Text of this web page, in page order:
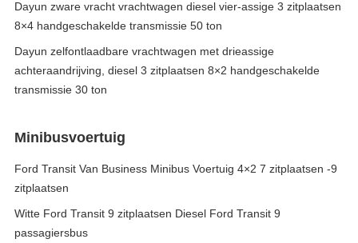
Dayun zware vracht vrachtwagen diesel vier-assige 3 zitplaatsen
8×4 handgeschakelde transmissie 50 ton
Dayun zelfontlaadbare vrachtwagen met drieassige
achteraandrijving, diesel 3 zitplaatsen 8×2 handgeschakelde
transmissie 30 ton
Minibusvoertuig
Ford Transit Van Business Minibus Voertuig 4×2 7 zitplaatsen -9
zitplaatsen
Witte Ford Transit 9 zitplaatsen Diesel Ford Transit 9
passagiersbus